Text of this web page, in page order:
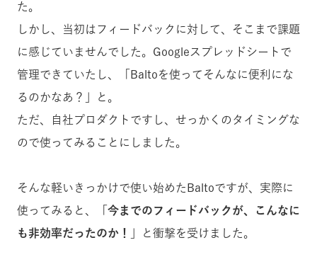
た。
しかし、当初はフィードバックに対して、そこまで課題
に感じていませんでした。Googleスプレッドシートで
管理できていたし、「Baltoを使ってそんなに便利にな
るのかなあ？」と。
ただ、自社プロダクトですし、せっかくのタイミングな
ので使ってみることにしました。
そんな軽いきっかけで使い始めたBaltoですが、実際に
使ってみると、「 今までのフィードバックが、こんなに
も非効率だったのか！
」と衝撃を受けました。